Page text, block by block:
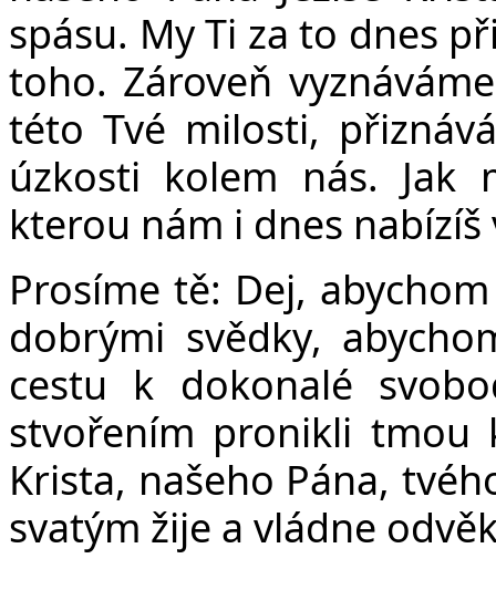
spásu. My Ti za to dnes
toho. Zároveň
této Tvé milosti,
úzkosti kolem nás. Jak
kterou nám i dnes
Prosíme tě: Dej,
dobrými svědky,
cestu k dokonalé
stvořením pronikli tmou
Krista, našeho Pána,
svatým žije a vládne